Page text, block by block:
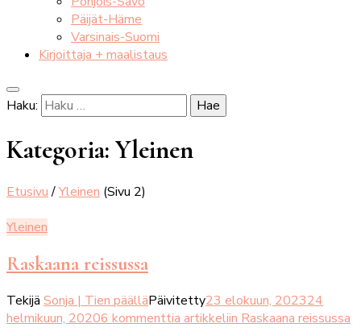
Päijät-Häme
Varsinais-Suomi
Kirjoittaja + maalistaus
Haku:
Kategoria: Yleinen
Etusivu /Yleinen (Sivu 2)
Yleinen
Raskaana reissussa
Tekijä Sonja | Tien päälläPäivitetty23 elokuun, 202324
helmikuun, 20206 kommenttia artikkeliin Raskaana reissussa